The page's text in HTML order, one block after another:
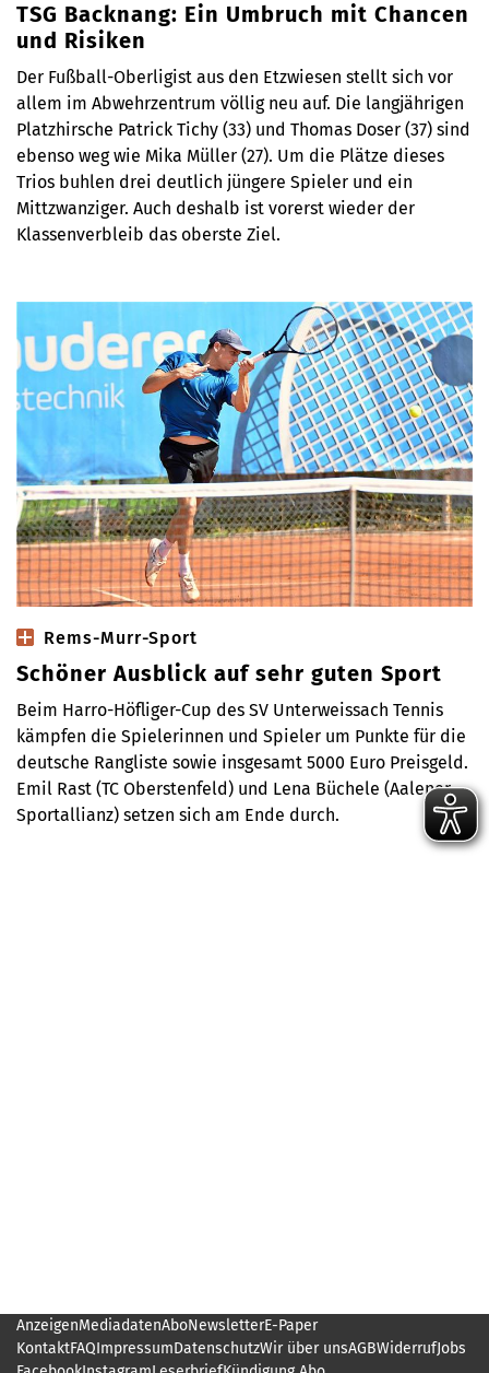
TSG Backnang: Ein Umbruch mit Chancen
und Risiken
Der Fußball-Oberligist aus den Etzwiesen stellt sich vor
allem im Abwehrzentrum völlig neu auf. Die langjährigen
Platzhirsche Patrick Tichy (33) und Thomas Doser (37) sind
ebenso weg wie Mika Müller (27). Um die Plätze dieses
Trios buhlen drei deutlich jüngere Spieler und ein
Mittzwanziger. Auch deshalb ist vorerst wieder der
Klassenverbleib das oberste Ziel.
Rems-Murr-Sport
Schöner Ausblick auf sehr guten Sport
Beim Harro-Höfliger-Cup des SV Unterweissach Tennis
kämpfen die Spielerinnen und Spieler um Punkte für die
deutsche Rangliste sowie insgesamt 5000 Euro Preisgeld.
Emil Rast (TC Oberstenfeld) und Lena Büchele (Aalener
Sportallianz) setzen sich am Ende durch.
AnzeigenMediadatenAboNewsletterE-Paper
KontaktFAQImpressumDatenschutzWir über unsAGBWiderrufJobs